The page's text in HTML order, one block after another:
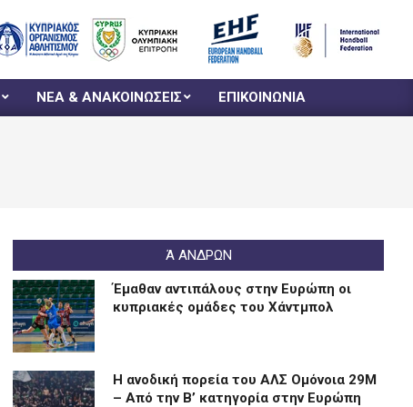
ΝΕΑ & ΑΝΑΚΟΙΝΩΣΕΙΣ ΕΠΙΚΟΙΝΩΝΙΑ
Ά ΑΝΔΡΩΝ
Έμαθαν αντιπάλους στην Ευρώπη οι
κυπριακές ομάδες του Χάντμπολ
Η ανοδική πορεία του ΑΛΣ Ομόνοια 29Μ
– Από την Β’ κατηγορία στην Ευρώπη